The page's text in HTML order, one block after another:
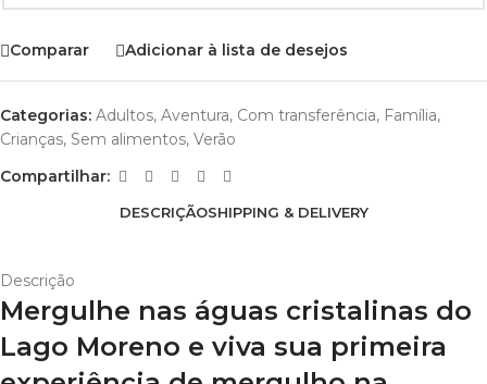
Comparar Adicionar à lista de desejos
Categorias: Adultos, Aventura, Com transferência, Família,
Crianças, Sem alimentos, Verão
Compartilhar:
DESCRIÇÃOSHIPPING & DELIVERY
Descrição
Mergulhe nas águas cristalinas do
Lago Moreno e viva sua primeira